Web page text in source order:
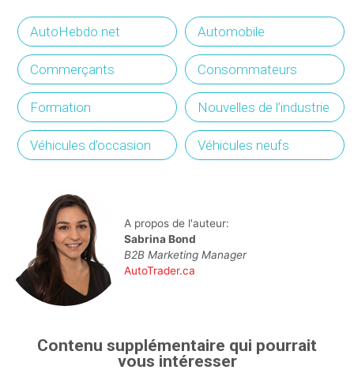
AutoHebdo.net Automobile
Commerçants Consommateurs
Formation Nouvelles de l’industrie
Véhicules d’occasion Véhicules neufs
A propos de l'auteur:
Sabrina Bond
B2B Marketing Manager
AutoTrader.ca
Contenu supplémentaire qui pourrait
vous intéresser